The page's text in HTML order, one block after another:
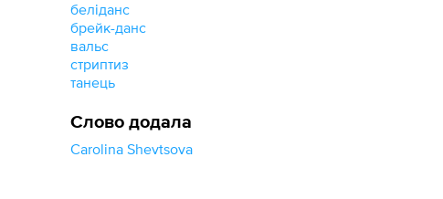
беліданс
брейк-данс
вальс
стриптиз
танець
Слово додала
Carolina Shevtsova